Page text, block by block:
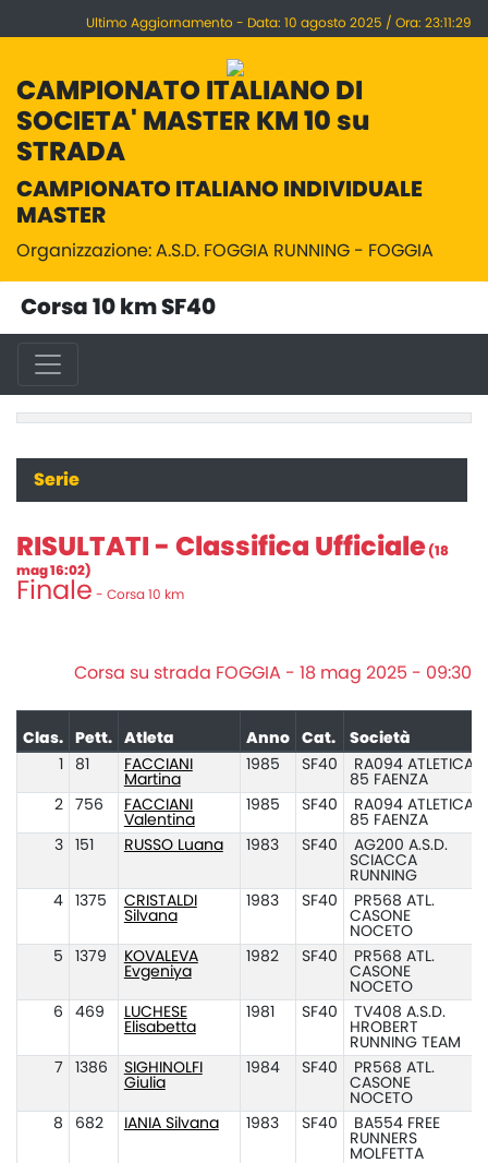
Ultimo Aggiornamento - Data: 10 agosto 2025 / Ora: 23:11:29
CAMPIONATO ITALIANO DI
SOCIETA' MASTER KM 10 su
STRADA
CAMPIONATO ITALIANO INDIVIDUALE
MASTER
Organizzazione: A.S.D. FOGGIA RUNNING - FOGGIA
Corsa 10 km SF40
Serie
RISULTATI - Classifica Ufficiale (18
mag 16:02)
Finale - Corsa 10 km
Corsa su strada FOGGIA - 18 mag 2025 - 09:30
Clas. Pett. Atleta Anno Cat.
Società
81
FACCIANI
Martina
1985 SF40
RA094 ATLETICA
85 FAENZA
2
756
FACCIANI
Valentina
1985 SF40
RA094 ATLETICA
85 FAENZA
3
151 RUSSO Luana 1983 SF40
AG200 A.S.D.
SCIACCA
RUNNING
4
1375
CRISTALDI
Silvana
1983 SF40
PR568 ATL.
CASONE
NOCETO
5
1379
KOVALEVA
Evgeniya
1982 SF40
PR568 ATL.
CASONE
NOCETO
6
469
LUCHESE
Elisabetta
1981 SF40
TV408 A.S.D.
HROBERT
RUNNING TEAM
7
1386
SIGHINOLFI
Giulia
1984 SF40
PR568 ATL.
CASONE
NOCETO
8
682 IANIA Silvana 1983 SF40
BA554 FREE
RUNNERS
MOLFETTA